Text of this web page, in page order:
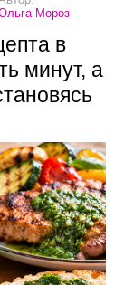
Мороз
в
минут, а